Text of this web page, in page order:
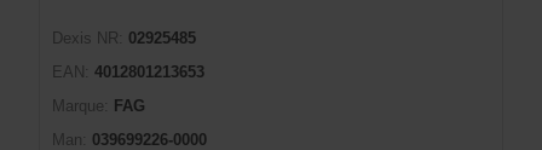
Dexis NR:
02925485
EAN:
4012801213653
Marque:
FAG
Man:
039699226-0000